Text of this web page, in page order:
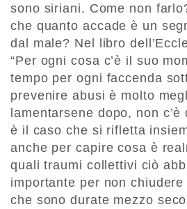
sono siriani. Come non
che quanto accade è un
dal male? Nel libro
“Per ogni cosa c’è il suo
tempo per ogni faccenda
prevenire abusi è molto
lamentarsene dopo, non
è il caso che si rifletta
anche per capire cosa è
quali traumi collettivi ciò
importante per non
che sono durate mezzo